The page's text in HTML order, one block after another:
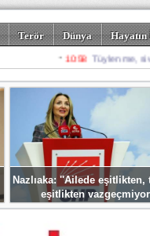
Terör Dünya
Spor Misafir
Nazlıaka: ''Ailede eşitlikten,
eşitlikten